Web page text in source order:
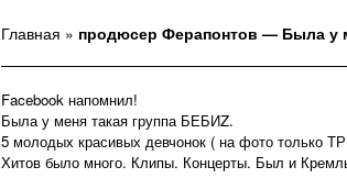
Главная » продюсер Ферапонтов — Была у
Facebook напомнил!
Была у меня такая группа БЕБИZ.
5 молодых красивых девчонок ( на фото только
Хитов было много. Клипы. Концерты. Был и